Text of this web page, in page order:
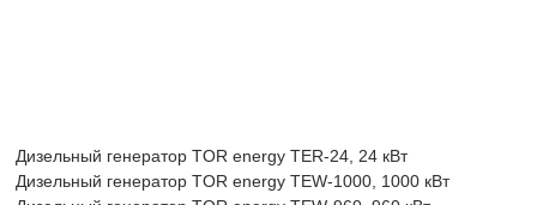
Дизельный генератор TOR energy TER-24, 24 кВт
Дизельный генератор TOR energy TEW-1000, 1000 кВт